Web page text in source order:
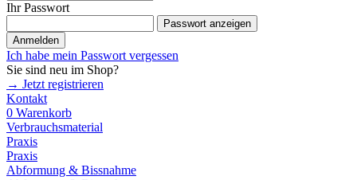
Ihr Passwort
Passwort anzeigen
Anmelden
Ich habe mein Passwort vergessen
Sie sind neu im Shop?
→ Jetzt registrieren
Kontakt
0 Warenkorb
Verbrauchsmaterial
Praxis
Praxis
Abformung & Bissnahme